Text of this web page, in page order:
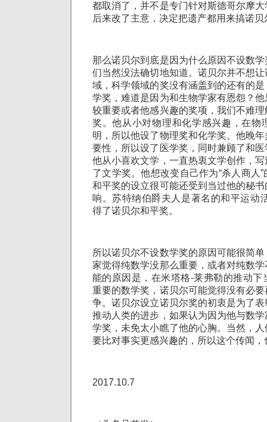
都取消了，并不是专门针对斯德哥尔摩
后来改了主意，决定把遗产都用来搞诺贝
那么诺贝尔到底是因为什么原因不设数
们当然没法确切地知道。诺贝尔并不想
域，科学领域的奖没有涵盖到的还有的
学奖，难道是因为和生物学家有恩怨？
较重要或者他感兴趣的奖项，我们不难
奖。他从小对物理和化学感兴趣，在物
明，所以他设了物理奖和化学奖。他晚
要性，所以设了医学奖，同时兼顾了和
他从小喜欢文学，一直热衷文学创作，
了文学奖。他想改变自己作为“杀人商人
和平奖的设立很可能还受到当过他的秘
响。苏特纳伯爵夫人是著名的和平运动
得了诺贝尔和平奖。
所以诺贝尔不设数学奖的原因可能很简
家觉得纯数学没那么重要，或者对纯数
能的原因是，在米塔格-莱弗勒的推动下
重要的数学奖，诺贝尔可能觉得没有必
争。诺贝尔设立诺贝尔奖的初衷是为了
推动人类的进步，如果认为因为他与数
学奖，未免太小瞧了他的心胸。当然，
要比对事实更感兴趣的，所以这个传闻
2017.10.7